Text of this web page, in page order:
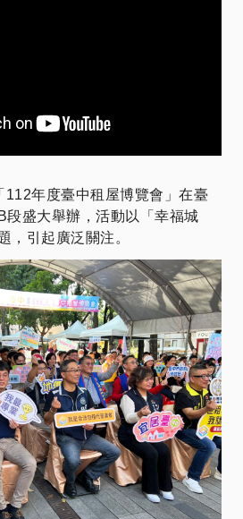
年度臺中租屋博覽會​​」在臺
段盛大舉辦，活動以「幸福城
，引起廣泛關注。